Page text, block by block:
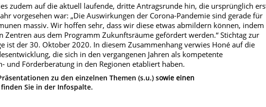
zudem auf die aktuell laufende, dritte Antragsrunde hin, die ursprünglich
vorgesehen war: „Die Auswirkungen der Corona-Pandemie sind gerade für
massiv. Wir hoffen sehr, dass wir diese etwas abmildern können, indem
Zentren aus dem Programm Zukunftsräume gefördert werden.“ Stichtag zur
ist der 30. Oktober 2020. In diesem Zusammenhang verwies Honé auf die
die sich in den vergangenen Jahren als kompetente
und Förderberatung in den Regionen etabliert haben.
zu den einzelnen Themen (s.u.) sowie einen
finden Sie in der Infospalte.